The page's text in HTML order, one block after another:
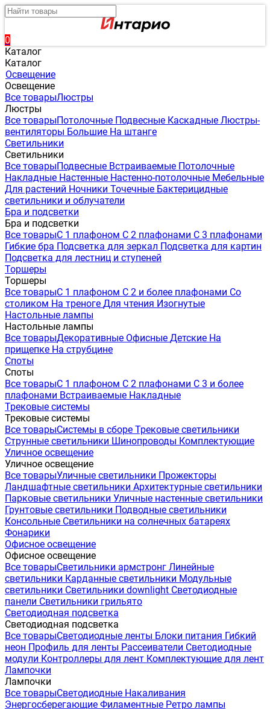
0
Каталог
Каталог
Освещение
Освещение
Все товарыЛюстры
Люстры
Все товарыПотолочные Подвесные Каскадные Люстры-
вентиляторы Большие На штанге
Светильники
Светильники
Все товарыПодвесные Встраиваемые Потолочные
Накладные Настенные Настенно-потолочные Мебельные
Для растений Ночники Точечные Бактерицидные
светильники и облучатели
Бра и подсветки
Бра и подсветки
Все товарыС 1 плафоном С 2 плафонами С 3 плафонами
Гибкие бра Подсветка для зеркал Подсветка для картин
Подсветка для лестниц и ступеней
Торшеры
Торшеры
Все товарыС 1 плафоном С 2 и более плафонами Со
столиком На треноге Для чтения Изогнутые
Настольные лампы
Настольные лампы
Все товарыДекоративные Офисные Детские На
прищепке На струбцине
Споты
Споты
Все товарыС 1 плафоном С 2 плафонами С 3 и более
плафонами Встраиваемые Накладные
Трековые системы
Трековые системы
Все товарыСистемы в сборе Трековые светильники
Струнные светильники Шинопроводы Комплектующие
Уличное освещение
Уличное освещение
Все товарыУличные светильники Прожекторы
Ландшафтные светильники Архитектурные светильники
Парковые светильники Уличные настенные светильники
Грунтовые светильники Подводные светильники
Консольные Светильники на солнечных батареях
Фонарики
Офисное освещение
Офисное освещение
Все товарыСветильники армстронг Линейные
светильники Карданные светильники Модульные
светильники Светильники downlight Светодиодные
панели Светильники грильято
Светодиодная подсветка
Светодиодная подсветка
Все товарыСветодиодные ленты Блоки питания Гибкий
неон Профиль для ленты Рассеиватели Светодиодные
модули Контроллеры для лент Комплектующие для лент
Лампочки
Лампочки
Все товарыСветодиодные Накаливания
Энергосберегающие Филаментные Ретро лампы